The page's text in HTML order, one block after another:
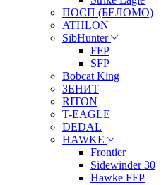
ПОСП (БЕЛОМО)
ATHLON
SibHunter
FFP
SFP
Bobcat King
ЗЕНИТ
RITON
T-EAGLE
DEDAL
HAWKE
Frontier
Sidewinder 30
Hawke FFP